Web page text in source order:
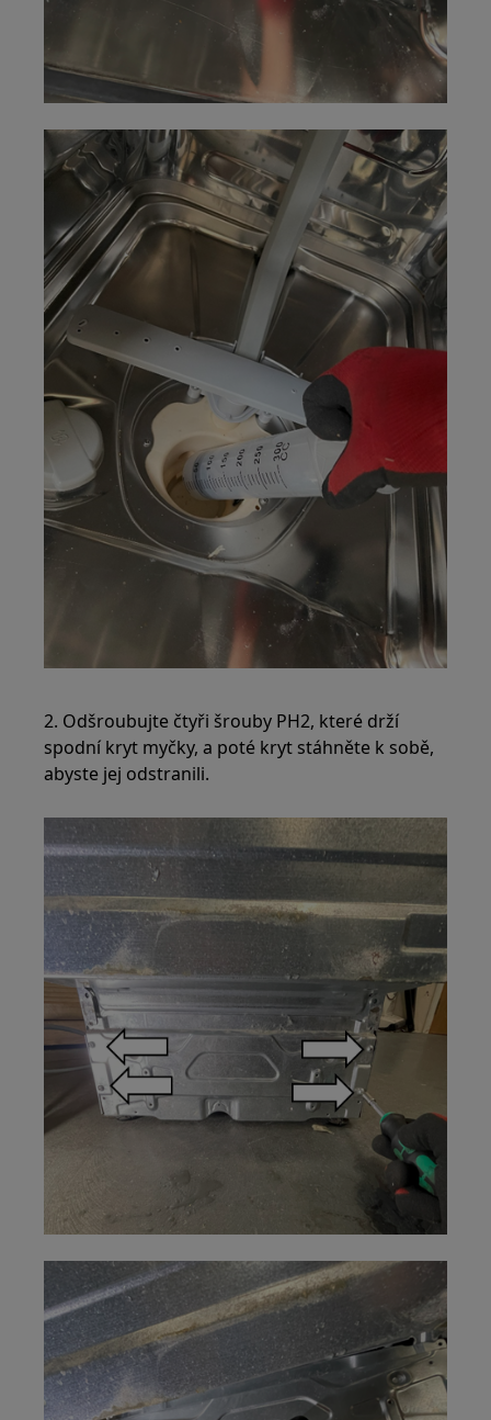
2. Odšroubujte čtyři šrouby PH2, které drží
spodní kryt myčky, a poté kryt stáhněte k sobě,
abyste jej odstranili.